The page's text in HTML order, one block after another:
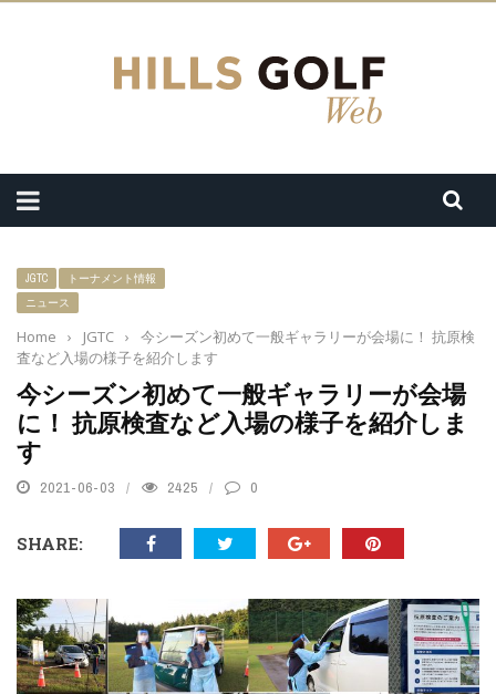
JGTC
トーナメント情報
ニュース
Home › JGTC ›
今シーズン初めて一般ギャラリーが会場に！ 抗原検
査など入場の様子を紹介します
今シーズン初めて一般ギャラリーが会場
に！ 抗原検査など入場の様子を紹介しま
す
2021-06-03 2425 0
SHARE: